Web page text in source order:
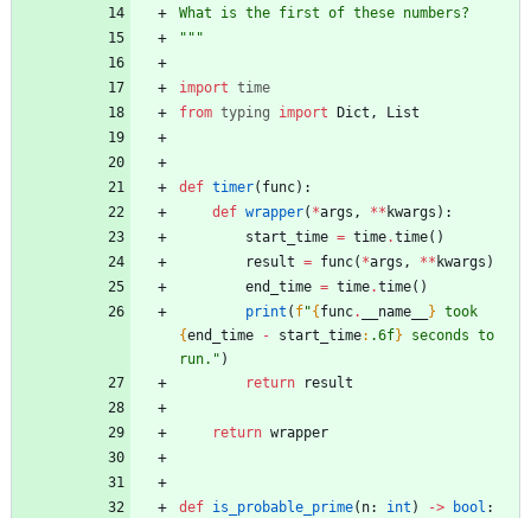
What is the first of these numbers?
"""
import time
from typing import Dict , List
def timer( func) :
def wrapper( *args , ** kwargs ) :
start_time = time.time( )
result = func( *args , ** kwargs )
end_time = time.time( )
print ( f"{ func. __name__ }
{end_time - start_time: .6f} seconds to
run. " )
return
result
return wrapper
def is_probable_prime( n: int ) -> bool :